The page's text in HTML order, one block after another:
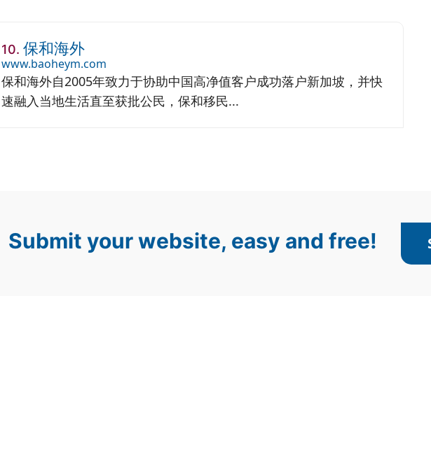
10. 保和海外
www.baoheym.com
保和海外自2005年致力于协助中国高净值客户成功落户新加坡，并快
速融入当地生活直至获批公民，保和移民...
Submit your website, easy and free!